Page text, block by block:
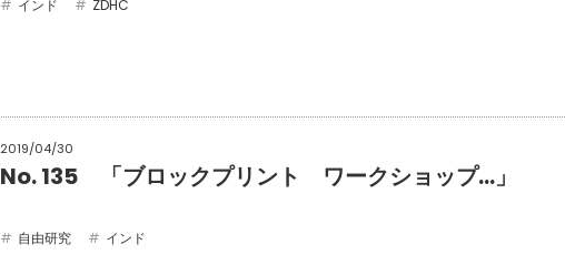
インド
ZDHC
2019/04/30
No. 135 「ブロックプリント ワークショップ…」
自由研究 インド